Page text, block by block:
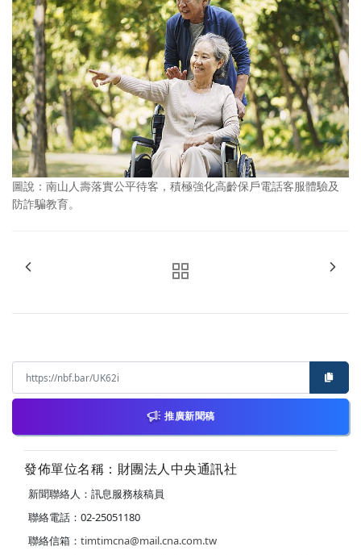
圖說：南山人壽落實公平待客，積極強化高齡保戶電話客服體驗及
防詐騙教育。
推廣新聞稿
發佈單位名稱：財團法人中央通訊社
新聞聯絡人：訊息服務核稿員
聯絡電話：02-25051180
聯絡信箱： timtimcna@mail.cna.com.tw